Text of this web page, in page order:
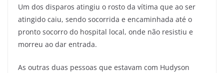
Um dos disparos atingiu o rosto da vítima que ao ser
atingido caiu, sendo socorrida e encaminhada até o
pronto socorro do hospital local, onde não resistiu e
morreu ao dar entrada.
As outras duas pessoas que estavam com Hudyson